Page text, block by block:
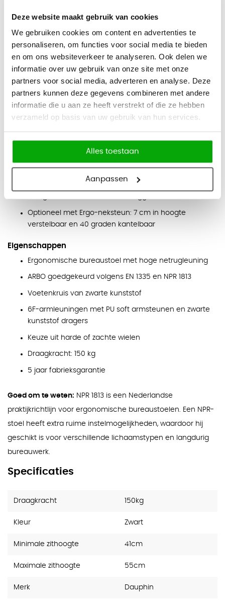
Deze website maakt gebruik van cookies
We gebruiken cookies om content en advertenties te
personaliseren, om functies voor social media te bieden
en om ons websiteverkeer te analyseren. Ook delen we
informatie over uw gebruik van onze site met onze
partners voor social media, adverteren en analyse. Deze
partners kunnen deze gegevens combineren met andere
informatie die u aan ze heeft verstrekt of die ze hebben
verzameld op basis van uw gebruik van hun services.
Alles toestaan
Aanpassen
Zwart.
Functies
Syncro-Evolution®-techniek met grote openingshoek
tussen rugleuning en zitting
Verstelbare zithoogte van 41 - 55 cm
Verstelbare zitdiepte van 10 cm
Vooraf instelbare zitneiging
Lendensteun traploos in diepte verstelbaar met 2,5 cm
6F-armleuningen: 10 cm in hoogte, 15 cm in breedte
en 4 cm in diepte verstelbaar
Optioneel met Ergo-neksteun: 7 cm in hoogte
verstelbaar en 40 graden kantelbaar
Eigenschappen
Ergonomische bureaustoel met hoge netrugleuning
ARBO goedgekeurd volgens EN 1335 en NPR 1813
Voetenkruis van zwarte kunststof
6F-armleuningen met PU soft armsteunen en zwarte
kunststof dragers
Keuze uit harde of zachte wielen
Draagkracht: 150 kg
5 jaar fabrieksgarantie
Goed om te weten: NPR 1813 is een Nederlandse
praktijkrichtlijn voor ergonomische bureaustoelen. Een NPR-
stoel heeft extra ruime instelmogelijkheden, waardoor hij
geschikt is voor verschillende lichaamstypen en langdurig
bureauwerk.
Specificaties
Draagkracht 150kg
Kleur Zwart
Minimale zithoogte 41cm
Maximale zithoogte 55cm
Merk Dauphin